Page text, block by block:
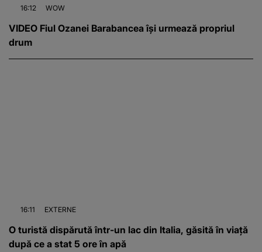
16:12 WOW
VIDEO Fiul Ozanei Barabancea își urmează propriul
drum
16:11 EXTERNE
O turistă dispărută într-un lac din Italia, găsită în viață
după ce a stat 5 ore în apă